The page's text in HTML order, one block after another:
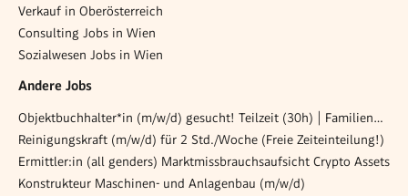
Verkauf in Oberösterreich
Consulting Jobs in Wien
Sozialwesen Jobs in Wien
Andere Jobs
Objektbuchhalter*in (m/w/d) gesucht! Teilzeit (30h) | Familienunternehmen | zentrale Lage Wien
Reinigungskraft (m/w/d) für 2 Std./Woche (Freie Zeiteinteilung!)
Ermittler:in (all genders) Marktmissbrauchsaufsicht Crypto Assets
Konstrukteur Maschinen- und Anlagenbau (m/w/d)